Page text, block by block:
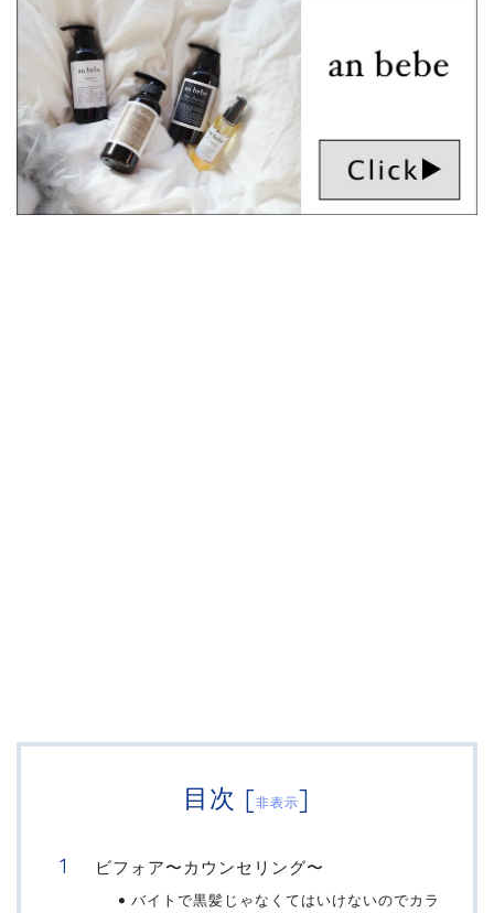
目次 [非表示]
ビフォア〜カウンセリング〜
バイトで黒髪じゃなくてはいけないのでカラ